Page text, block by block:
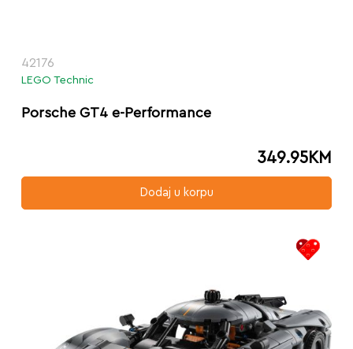
42176
LEGO Technic
Porsche GT4 e-Performance
349.95KM
Dodaj u korpu